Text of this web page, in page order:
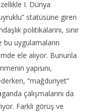
I. Dünya
statüsüne giren
politikalarını, sınır
bu uygulamaların
ele alıyor. Bununla
yapısını,
“mağduriyet”
çalışmalarını da
Farklı görüş ve